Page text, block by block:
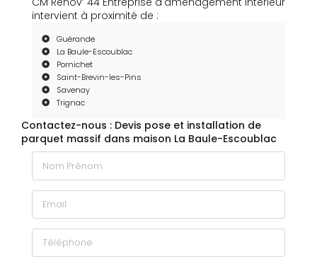
intervient à proximité de :
Guérande
La Baule-Escoublac
Pornichet
Saint-Brevin-les-Pins
Savenay
Trignac
Contactez-nous : Devis pose et installation de
parquet massif dans maison La Baule-Escoublac
Nom Prénom
Email
Téléphone